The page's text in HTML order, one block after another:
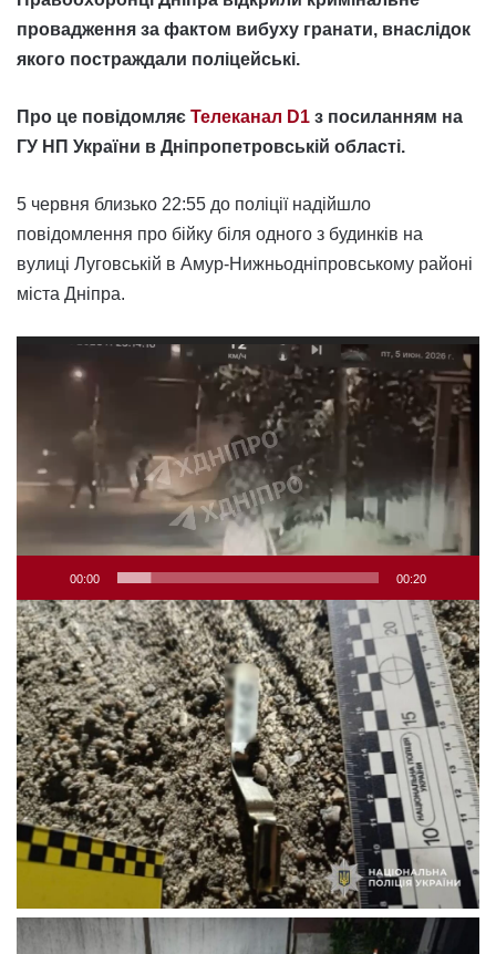
провадження за фактом вибуху гранати, внаслідок
якого постраждали поліцейські.
Про це повідомляє Телеканал D1 з посиланням на
ГУ НП України в Дніпропетровській області.
5 червня близько 22:55 до поліції надійшло
повідомлення про бійку біля одного з будинків на
вулиці Луговській в Амур-Нижньодніпровському районі
міста Дніпра.
Відеопрогравач
00:00 00:20